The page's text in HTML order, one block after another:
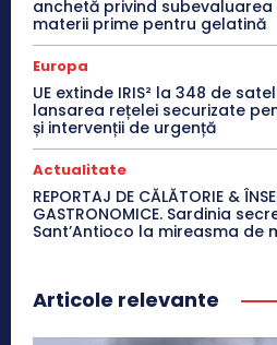
anchetă privind
materii prime pentru gelatină
Europa
UE extinde IRIS² la 348 de
lansarea rețelei securizate
și intervenții de urgență
Actualitate
REPORTAJ DE CĂLĂTORIE &
GASTRONOMICE. Sardinia
Sant’Antioco la mireasma de
Articole relevante